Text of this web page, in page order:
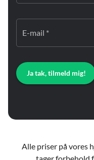
E-mail *
Ja tak, tilmeld mig!
Alle priser på vores